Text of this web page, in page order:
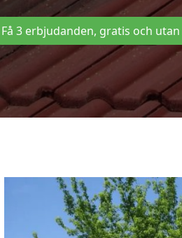
Få 3 erbjudanden, gratis och